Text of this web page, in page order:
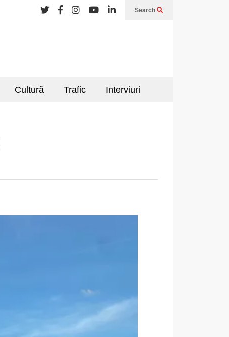
Search
Cultură Trafic Interviuri